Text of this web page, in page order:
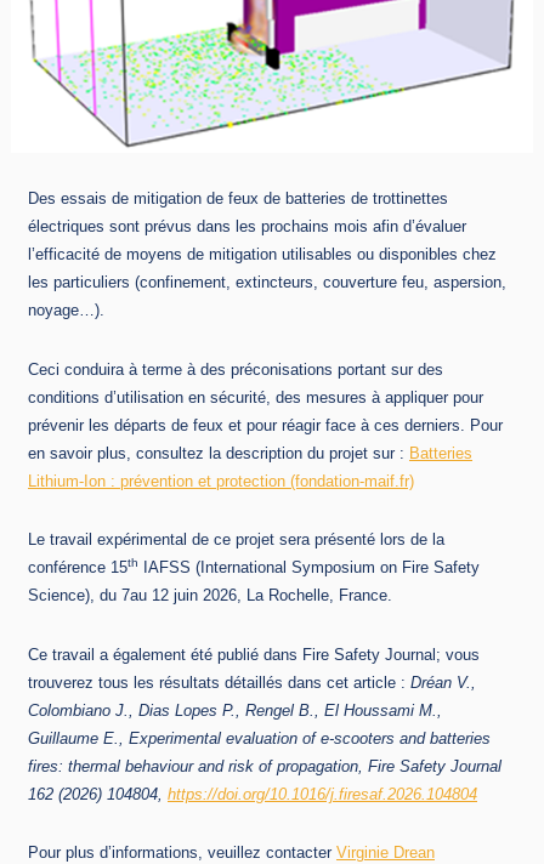
Des essais de mitigation de feux de batteries de trottinettes
électriques sont prévus dans les prochains mois afin d’évaluer
l’efficacité de moyens de mitigation utilisables ou disponibles chez
les particuliers (confinement, extincteurs, couverture feu, aspersion,
noyage…).
Ceci conduira à terme à des préconisations portant sur des
conditions d’utilisation en sécurité, des mesures à appliquer pour
prévenir les départs de feux et pour réagir face à ces derniers. Pour
en savoir plus, consultez la description du projet sur : Batteries
Lithium-Ion : prévention et protection (fondation-maif.fr)
Le travail expérimental de ce projet sera présenté lors de la
conférence 15th
IAFSS (International Symposium on Fire Safety
Science), du 7au 12 juin 2026, La Rochelle, France.
Ce travail a également été publié dans Fire Safety Journal; vous
trouverez tous les résultats détaillés dans cet article : Dréan V.,
Colombiano J., Dias Lopes P., Rengel B., El Houssami M.,
Guillaume E., Experimental evaluation of e-scooters and batteries
fires: thermal behaviour and risk of propagation, Fire Safety Journal
162 (2026) 104804, https://doi.org/10.1016/j.firesaf.2026.104804
Pour plus d’informations, veuillez contacter Virginie Drean